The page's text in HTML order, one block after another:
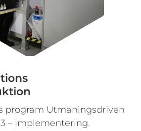
program Utmaningsdriven
– implementering.